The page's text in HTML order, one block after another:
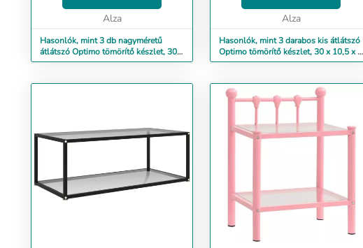
Alza
Hasonlók, mint 3 db nagyméretű
átlátszó Optimo tömörítő készlet, 30 x
15,5 x 8 cm
Alza
Hasonlók, mint 3 darabos kis átlátszó
Optimo tömörítő készlet, 30 x 10,5 x 8
cm